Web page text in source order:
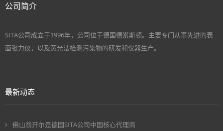
公司简介
SITA公司成立于1996年，公司位于德国德累斯顿。主要专门从事先进的表
面张力仪，以及荧光法检测污染物的研发和仪器生产。
最新动态
佛山翁开尔是德国SITA公司中国核心代理商